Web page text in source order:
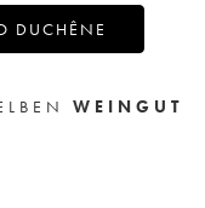
DUCHÊNE
WEINGUT